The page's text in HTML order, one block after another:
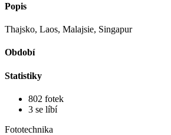
Popis
Thajsko, Laos, Malajsie, Singapur
Období
Statistiky
802 fotek
3 se líbí
Fototechnika